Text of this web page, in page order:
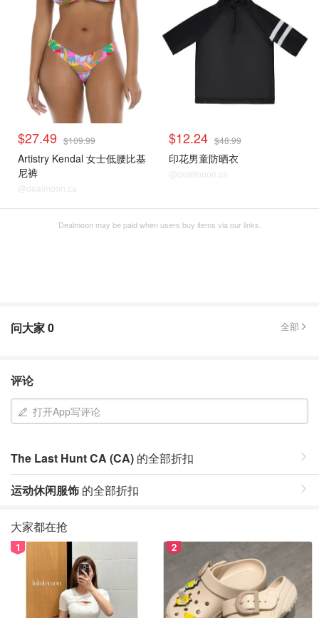
$27.49 $109.99
Artistry Kendal 女士低腰比基
尼裤
@dealmoon.ca
$12.24 $48.99
印花男童防晒衣
@dealmoon.ca
Dealmoon may be paid when users buy items via our links.
问大家0 全部
评论
打开App写评论
The Last Hunt CA (CA) 的全部折扣
运动休闲服饰 的全部折扣
大家都在抢
1 2